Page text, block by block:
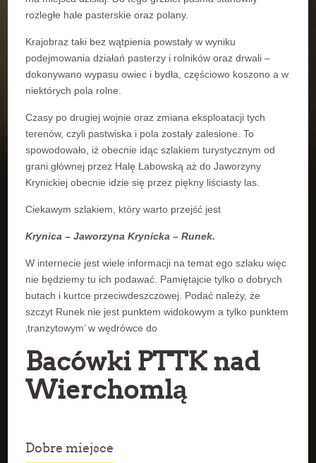
rozległe hale pasterskie oraz polany.
Krajobraz taki bez wątpienia powstały w wyniku
podejmowania działań pasterzy i rolników oraz drwali –
dokonywano wypasu owiec i bydła, częściowo koszono a w
niektórych pola rolne.
Czasy po drugiej wojnie oraz zmiana eksploatacji tych
terenów, czyli pastwiska i pola zostały zalesione. To
spowodowało, iż obecnie idąc szlakiem turystycznym od
grani głównej przez Halę Łabowską aż do Jaworzyny
Krynickiej obecnie idzie się przez piękny liściasty las.
Ciekawym szlakiem, który warto przejść jest
Krynica – Jaworzyna Krynicka – Runek.
W internecie jest wiele informacji na temat ego szlaku więc
nie będziemy tu ich podawać. Pamiętajcie tylko o dobrych
butach i kurtce przeciwdeszczowej. Podać należy, że
szczyt Runek nie jest punktem widokowym a tylko punktem
‚tranzytowym’ w wędrówce do
Bacówki PTTK nad
Wierchomlą
Dobre miejsce